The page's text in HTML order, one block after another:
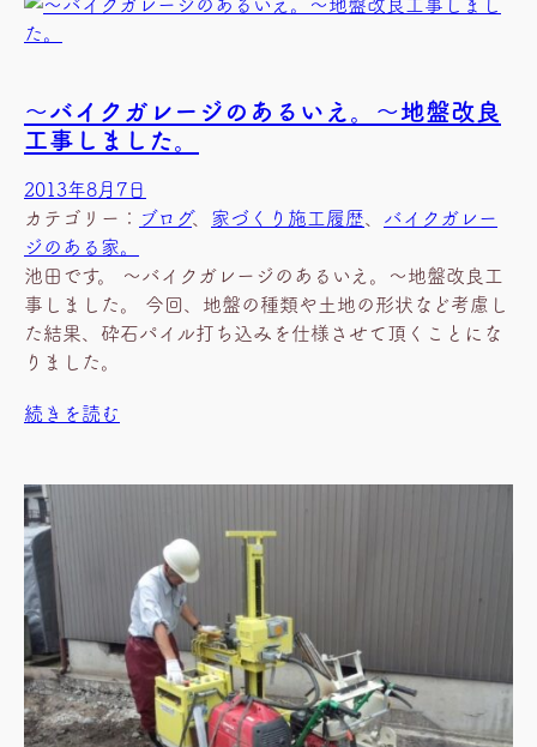
～バイクガレージのあるいえ。～地盤改良
工事しました。
2013年8月7日
カテゴリー： ブログ、 家づくり施工履歴、 バイクガレー
ジのある家。
池田です。 ～バイクガレージのあるいえ。～地盤改良工
事しました。 今回、地盤の種類や土地の形状など考慮し
た結果、砕石パイル打ち込みを仕様させて頂くことにな
りました。
続きを読む